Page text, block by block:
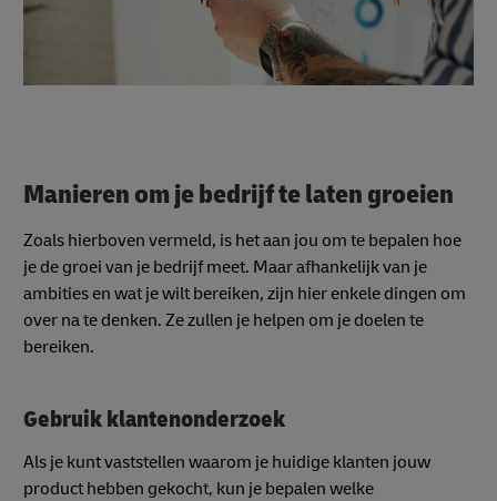
Manieren om je bedrijf te laten groeien
Zoals hierboven vermeld, is het aan jou om te bepalen hoe
je de groei van je bedrijf meet. Maar afhankelijk van je
ambities en wat je wilt bereiken, zijn hier enkele dingen om
over na te denken. Ze zullen je helpen om je doelen te
bereiken.
Gebruik klantenonderzoek
Als je kunt vaststellen waarom je huidige klanten jouw
product hebben gekocht, kun je bepalen welke